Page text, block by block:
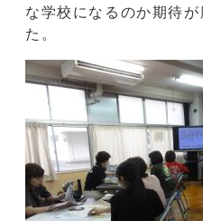
な学校になるのか期待
た。